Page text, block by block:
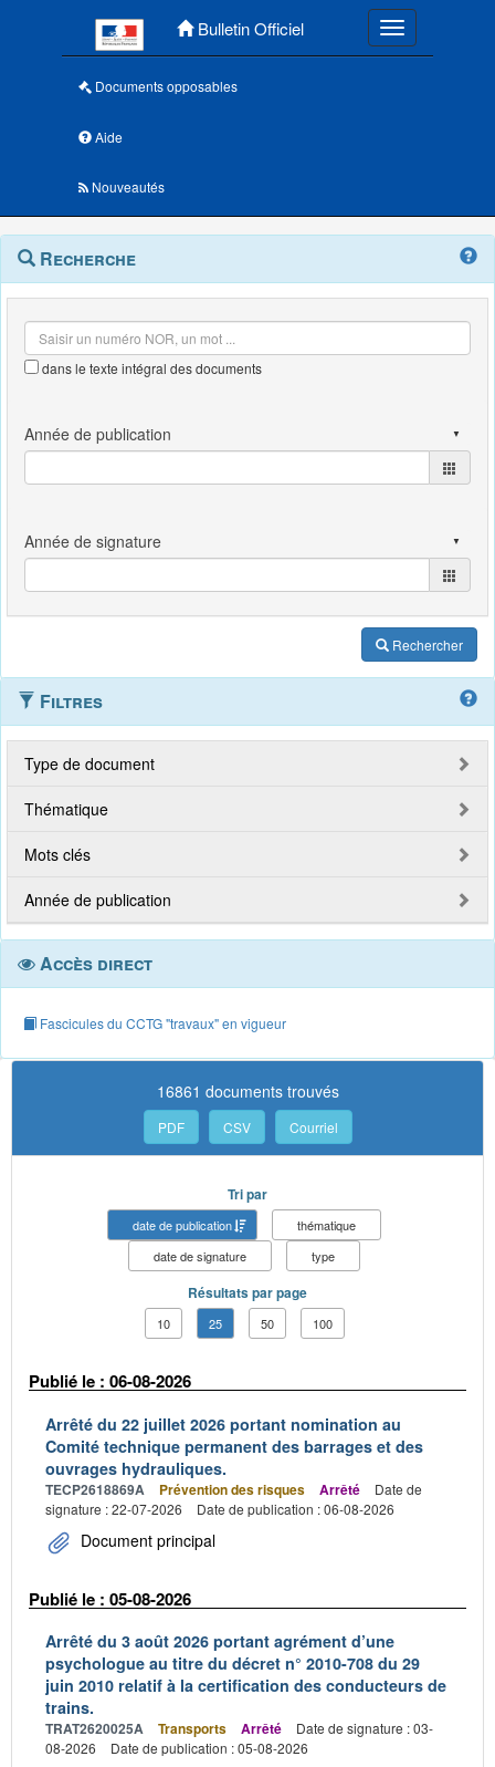
Bulletin Officiel Toggle
Documents opposables
Aide
Nouveautés
Navigation
outils
Menu
contextuel
Recherche
dans le texte intégral des documents
Rechercher
Filtres
Type de document
Thématique
Mots clés
Année de publication
Accès direct
Fascicules du CCTG "travaux" en vigueur
16861 documents trouvés
PDF CSV Courriel
Tri par
date de publication
thématique
date de signature
type
Résultats par page
10 25 50 100
Publié le : 06-08-2026
Arrêté du 22 juillet 2026 portant nomination au
Comité technique permanent des barrages et des
ouvrages hydrauliques.
TECP2618869A Prévention des risques Arrêté
Date de
signature : 22-07-2026
Date de publication : 06-08-2026
Document principal
Publié le : 05-08-2026
Arrêté du 3 août 2026 portant agrément d’une
psychologue au titre du décret n° 2010-708 du 29
juin 2010 relatif à la certification des conducteurs de
trains.
TRAT2620025A Transports Arrêté
Date de signature : 03-
08-2026
Date de publication : 05-08-2026